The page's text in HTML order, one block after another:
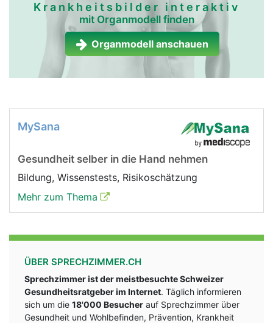
Krankheitsbilder interaktiv
mit Organmodell finden
Organmodell anschauen
MySana
Gesundheit selber in die Hand nehmen
Bildung, Wissenstests, Risikoschätzung
Mehr zum Thema
ÜBER SPRECHZIMMER.CH
Sprechzimmer ist der meistbesuchte Schweizer
Gesundheitsratgeber im Internet. Täglich informieren
sich um die 18'000 Besucher auf Sprechzimmer über
Gesundheit und Wohlbefinden, Prävention, Krankheit